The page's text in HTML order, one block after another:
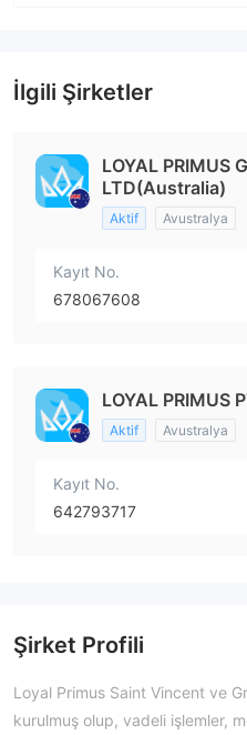
İlgili Şirketler
LOYAL PRIMUS
LTD(Australia)
Aktif Avustralya
Kayıt No.
678067608
LOYAL PRIMUS
Aktif Avustralya
Kayıt No.
642793717
Şirket Profili
Loyal Primus Saint Vincent ve
kurulmuş olup, vadeli işlemler,